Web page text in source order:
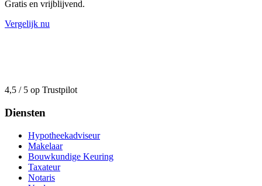
Gratis en vrijblijvend.
Vergelijk nu
4,5 / 5 op Trustpilot
Diensten
Hypotheekadviseur
Makelaar
Bouwkundige Keuring
Taxateur
Notaris